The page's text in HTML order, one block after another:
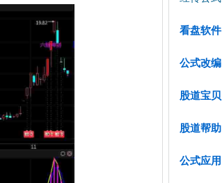
看盘软件
公式改编
股道宝贝
股道帮助
公式应用